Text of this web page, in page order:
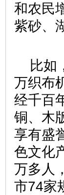
和农民
紫砂、
比如
万织布
经千百
铜、木
享有盛
色文化
万多人
市74家